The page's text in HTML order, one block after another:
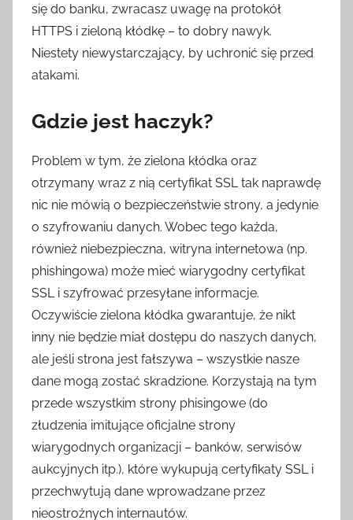
się do banku, zwracasz uwagę na protokół
HTTPS i zieloną kłódkę – to dobry nawyk.
Niestety niewystarczający, by uchronić się przed
atakami.
Gdzie jest haczyk?
Problem w tym, że zielona kłódka oraz
otrzymany wraz z nią certyfikat SSL tak naprawdę
nic nie mówią o bezpieczeństwie strony, a jedynie
o szyfrowaniu danych. Wobec tego każda,
również niebezpieczna, witryna internetowa (np.
phishingowa) może mieć wiarygodny certyfikat
SSL i szyfrować przesyłane informacje.
Oczywiście zielona kłódka gwarantuje, że nikt
inny nie będzie miał dostępu do naszych danych,
ale jeśli strona jest fałszywa – wszystkie nasze
dane mogą zostać skradzione. Korzystają na tym
przede wszystkim strony phisingowe (do
złudzenia imitujące oficjalne strony
wiarygodnych organizacji – banków, serwisów
aukcyjnych itp.), które wykupują certyfikaty SSL i
przechwytują dane wprowadzane przez
nieostrożnych internautów.